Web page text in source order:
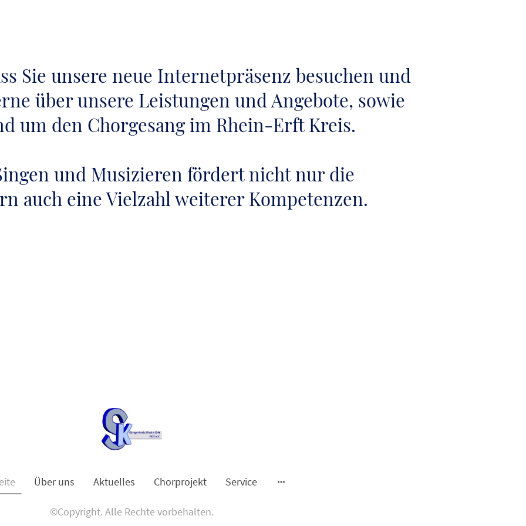
Sie unsere neue Internetpräsenz besuchen und
über unsere Leistungen und Angebote, sowie
um den Chorgesang im Rhein-Erft Kreis.
und Musizieren fördert nicht nur die
auch eine Vielzahl weiterer Kompetenzen.
Über uns Aktuelles Chorprojekt Service
©Copyright. Alle Rechte vorbehalten.